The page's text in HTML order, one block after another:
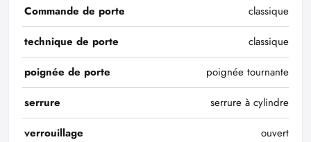
Commande de porte
classique
technique de porte
classique
poignée de porte
poignée tournante
serrure
serrure à cylindre
verrouillage
ouvert